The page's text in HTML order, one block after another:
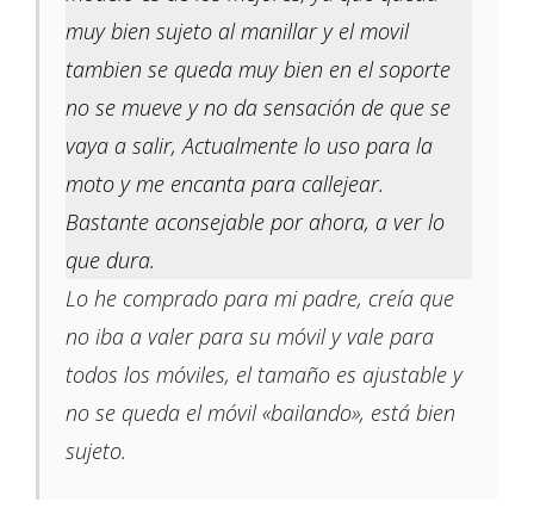
muy bien sujeto al manillar y el movil
tambien se queda muy bien en el soporte
no se mueve y no da sensación de que se
vaya a salir, Actualmente lo uso para la
moto y me encanta para callejear.
Bastante aconsejable por ahora, a ver lo
que dura.
Lo he comprado para mi padre, creía que
no iba a valer para su móvil y vale para
todos los móviles, el tamaño es ajustable y
no se queda el móvil «bailando», está bien
sujeto.